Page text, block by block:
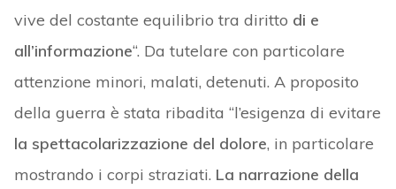
vive del costante equilibrio tra diritto di e
all’informazione“. Da tutelare con particolare
attenzione minori, malati, detenuti. A proposito
della guerra è stata ribadita “l’esigenza di evitare
la spettacolarizzazione del dolore, in particolare
mostrando i corpi straziati. La narrazione della